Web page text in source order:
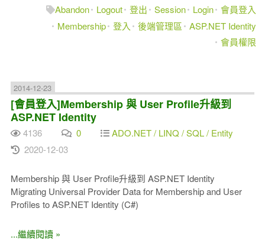
Abandon
Logout 登出 Session Login 會員登入
Membership 登入 後端管理區
ASP.NET Identity
會員權限
2014-12-23
[會員登入]Membership 與 User Profile升級到
ASP.NET Identity
4136 0
ADO.NET / LINQ / SQL / Entity
2020-12-03
Membership 與 User Profile升級到 ASP.NET Identity
Migrating Universal Provider Data for Membership and User
Profiles to ASP.NET Identity (C#)
...繼續閱讀 »